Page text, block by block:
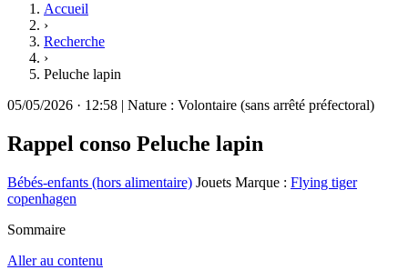
Accueil
›
Recherche
›
Peluche lapin
05/05/2026 · 12:58 | Nature : Volontaire (sans arrêté préfectoral)
Rappel conso Peluche lapin
Bébés-enfants (hors alimentaire) Jouets Marque : Flying tiger
copenhagen
Sommaire
Aller au contenu